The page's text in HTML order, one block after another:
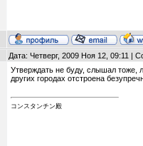
Дата: Четверг, 2009 Ноя 12, 09:11 |
Утверждать не буду, слышал тоже,
других городах отстроена
コンスタンチン殿